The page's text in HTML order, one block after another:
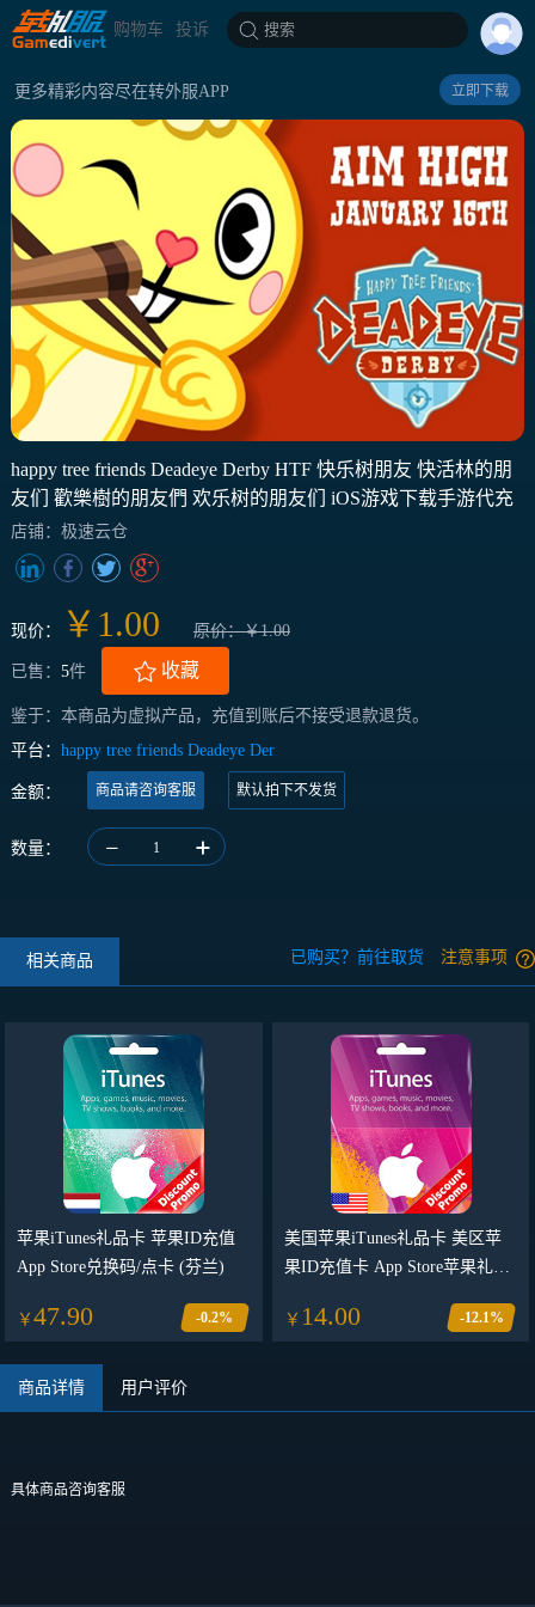
购物车 投诉 搜索
更多精彩内容尽在转外服APP 立即下载
happy tree friends Deadeye Derby HTF 快乐树朋友 快活林的朋
友们 歡樂樹的朋友們 欢乐树的朋友们 iOS游戏下载手游代充
店铺：极速云仓
现价： ￥1.00 原价：￥1.00
已售： 5件 收藏
鉴于：本商品为虚拟产品，充值到账后不接受退款退货。
平台： happy tree friends Deadeye Der
金额： 商品请咨询客服 默认拍下不发货
数量： 1
相关商品 已购买？前往取货 注意事项
苹果iTunes礼品卡 苹果ID充值
App Store兑换码/点卡 (芬兰)
￥47.90 -0.2%
美国苹果iTunes礼品卡 美区苹
果ID充值卡 App Store苹果礼品
￥ 14.00 -12.1%
商品详情 用户评价
具体商品咨询客服